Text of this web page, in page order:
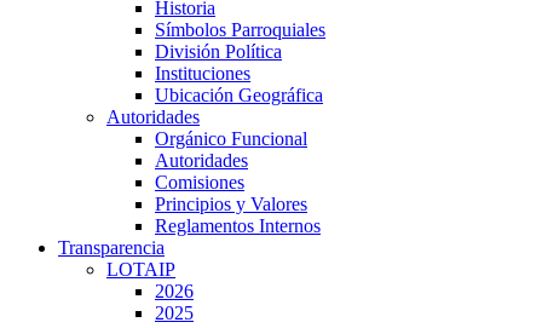
Historia
Símbolos Parroquiales
División Política
Instituciones
Ubicación Geográfica
Autoridades
Orgánico Funcional
Autoridades
Comisiones
Principios y Valores
Reglamentos Internos
Transparencia
LOTAIP
2026
2025